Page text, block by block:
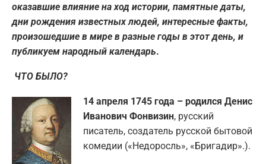
оказавшие влияние на ход истории, памятные даты,
дни рождения известных людей, интересные факты,
произошедшие в мире в разные годы в этот день, и
публикуем народный календарь.
ЧТО БЫЛО?
14 апреля 1745 года – родился Денис
Иванович Фонвизин, русский
писатель, создатель русской бытовой
комедии («Недоросль», «Бригадир».).